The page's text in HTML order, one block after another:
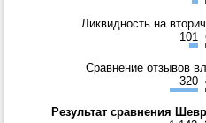
Ликвидность на
101
Сравнение отзывов
320
Результат сравнения